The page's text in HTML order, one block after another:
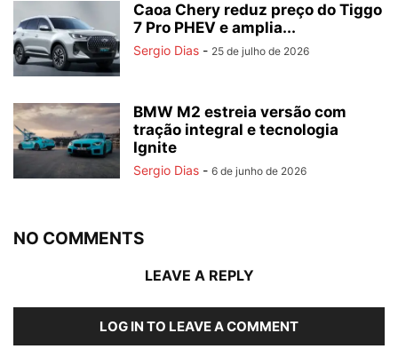
Caoa Chery reduz preço do Tiggo
7 Pro PHEV e amplia...
Sergio Dias - 25 de julho de 2026
BMW M2 estreia versão com
tração integral e tecnologia
Ignite
Sergio Dias - 6 de junho de 2026
NO COMMENTS
LEAVE A REPLY
LOG IN TO LEAVE A COMMENT